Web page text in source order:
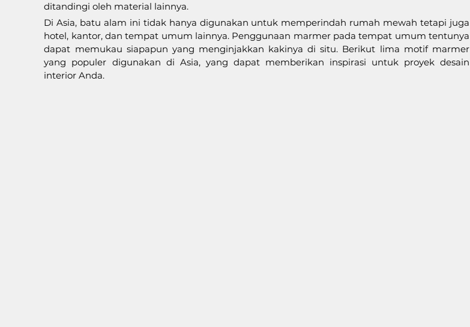
ditandingi oleh material lainnya.
Di Asia, batu alam ini tidak hanya digunakan untuk memperindah rumah mewah tetapi juga
hotel, kantor, dan tempat umum lainnya. Penggunaan marmer pada tempat umum tentunya
dapat memukau siapapun yang menginjakkan kakinya di situ. Berikut lima motif marmer
yang populer digunakan di Asia, yang dapat memberikan inspirasi untuk proyek desain
interior Anda.